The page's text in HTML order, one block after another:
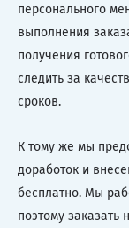
персонального
выполнения
получения
следить за
сроков.
К тому же мы
доработок и
бесплатно. Мы
поэтому